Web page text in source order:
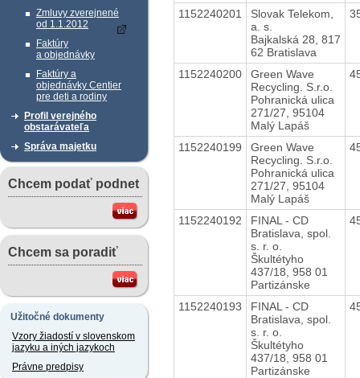
Zmluvy zverejnené
od 1.1.2012
Faktúry
a objednávky
Faktúry a
objednávky Centier
pre deti a rodiny
Profil verejného
obstarávateľa
Správa majetku
Chcem podať podnet
Chcem sa poradiť
Užitočné dokumenty
Vzory žiadostí v slovenskom
jazyku a iných jazykoch
Právne predpisy
1152240201
Slovak Telekom,
a. s.
Bajkalská 28, 817
62 Bratislava
1152240200
Green Wave
Recycling. S.r.o.
Pohranická ulica
271/27, 95104
Malý Lapáš
1152240199
Green Wave
Recycling. S.r.o.
Pohranická ulica
271/27, 95104
Malý Lapáš
1152240192
FINAL - CD
Bratislava, spol.
s. r. o.
Škultétyho
437/18, 958 01
Partizánske
1152240193
FINAL - CD
Bratislava, spol.
s. r. o.
Škultétyho
437/18, 958 01
Partizánske